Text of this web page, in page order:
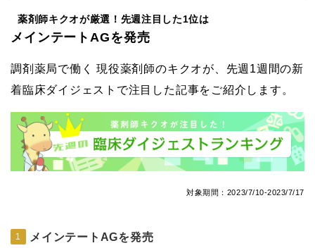
薬剤師キクオが厳選！先週注目した1位は
メインテートAGを発売
調剤薬局で働く 現役薬剤師のキクオが、先週1週間の新
着臨床ダイジェストで注目した記事をご紹介します。
対象期間：2023/7/10-2023/7/17
1 メインテートAGを発売